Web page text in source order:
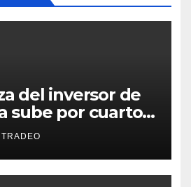
del inversor de
sube por cuarto
positiva en
TRADEO